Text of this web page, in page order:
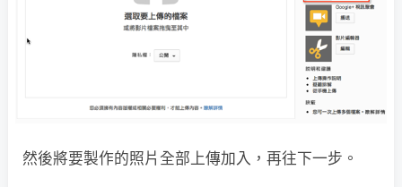
然後將要製作的照片全部上傳加入，再往下一步。